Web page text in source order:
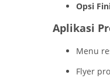
Opsi
Aplikasi
Menu
Flyer